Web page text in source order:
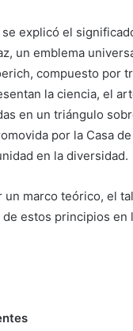
explicó el
un emblema
compuesto por
la ciencia, el
en un triángulo
por la Casa
en la diversidad.
un marco teórico, el
estos principios en